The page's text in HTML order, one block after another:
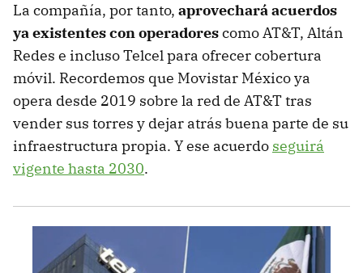
La compañía, por tanto, aprovechará acuerdos
ya existentes con operadorescomo AT&T, Altán
Redes e incluso Telcel para ofrecer cobertura
móvil. Recordemos que Movistar México ya
opera desde 2019 sobre la red de AT&T tras
vender sus torres y dejar atrás buena parte de su
infraestructura propia. Y ese acuerdo seguirá
vigente hasta 2030.